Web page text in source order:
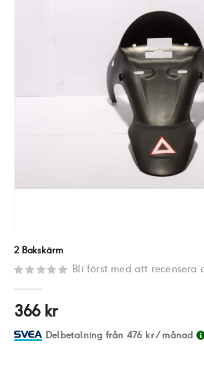
början
bildgalleriet
2 Bakskärm
Bli först med att recensera
366 kr
Delbetalning från 476 kr/ månad